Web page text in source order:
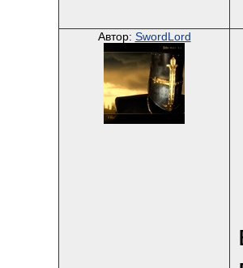
Автор: SwordLord